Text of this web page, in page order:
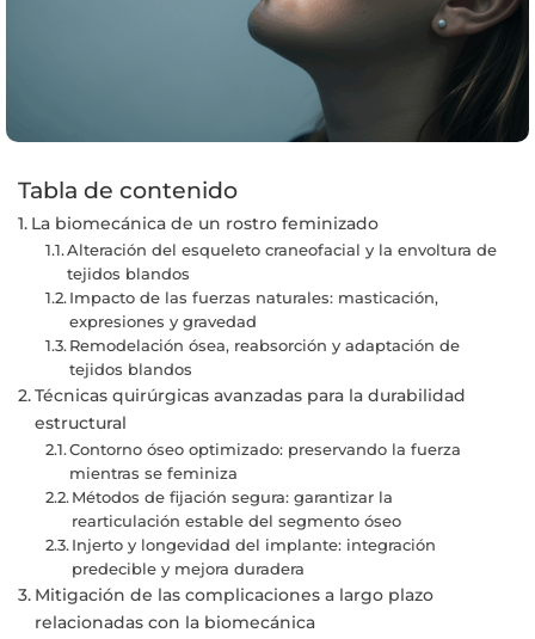
Tabla de contenido
La biomecánica de un rostro feminizado
Alteración del esqueleto craneofacial y la envoltura de
tejidos blandos
Impacto de las fuerzas naturales: masticación,
expresiones y gravedad
Remodelación ósea, reabsorción y adaptación de
tejidos blandos
Técnicas quirúrgicas avanzadas para la durabilidad
estructural
Contorno óseo optimizado: preservando la fuerza
mientras se feminiza
Métodos de fijación segura: garantizar la
rearticulación estable del segmento óseo
Injerto y longevidad del implante: integración
predecible y mejora duradera
Mitigación de las complicaciones a largo plazo
relacionadas con la biomecánica